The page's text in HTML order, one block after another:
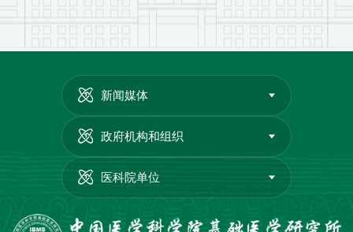
新闻媒体
政府机构和组织
医科院单位